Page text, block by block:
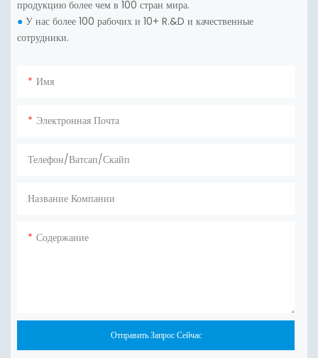
продукцию более чем в 100 стран мира.
● У нас более 100 рабочих и 10+ R.&D и качественные
сотрудники.
Имя
Электронная Почта
Телефон/ватсап/скайп
Название Компании
Содержание
Отправить Запрос Сейчас